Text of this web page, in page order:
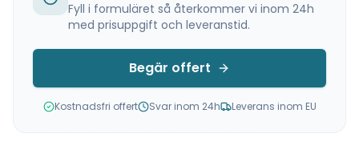
Fyll i formuläret så återkommer vi inom 24h
med prisuppgift och leveranstid.
Begär offert
Kostnadsfri offert Svar inom 24h Leverans inom EU